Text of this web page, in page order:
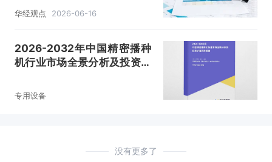
「图」
华经观点 2026-06-16
2026-2032年中国精密播种
机行业市场全景分析及投资价
专用设备
没有更多了